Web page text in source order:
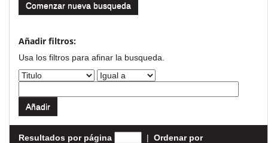
Comenzar nueva busqueda
Añadir filtros:
Usa los filtros para afinar la busqueda.
Resultados por página | Ordenar por